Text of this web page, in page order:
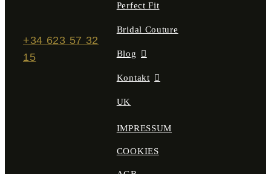
+34 623 57 32
15
Perfect Fit
Bridal Couture
Blog
Kontakt
UK
IMPRESSUM
COOKIES